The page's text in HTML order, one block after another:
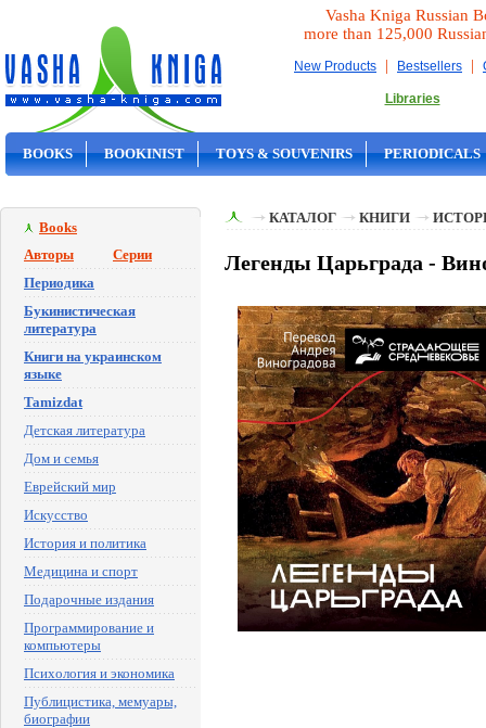
Vasha Kniga Russian
more than 125,000
New Products | Bestsellers |
Libraries
BOOKS BOOKINIST TOYS & SOUVENIRS PERIODICALS
Books
Авторы
Серии
Периодика
Букинистическая
литература
Книги на украинском
языке
Tamizdat
Детская литература
Дом и семья
Еврейский мир
Искусство
История и политика
Медицина и спорт
Подарочные издания
Программирование и
компьютеры
Психология и экономика
Публицистика, мемуары,
биографии
КАТАЛОГ КНИГИ
Легенды Царьграда -